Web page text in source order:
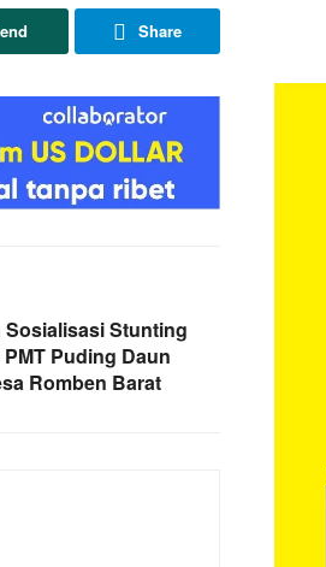
Share
Sosialisasi Stunting
Puding Daun
Romben Barat